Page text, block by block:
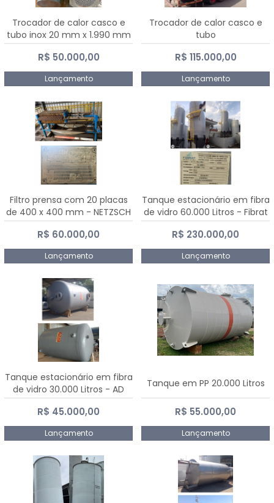
Trocador de calor casco e
tubo inox 20 mm x 1.990 mm
R$ 50.000,00
Lançamento
Trocador de calor casco e
tubo
R$ 115.000,00
Lançamento
Filtro prensa com 20 placas
de 400 x 400 mm - NETZSCH
R$ 60.000,00
Lançamento
Tanque estacionário em fibra
de vidro 60.000 Litros - Fibrat
R$ 230.000,00
Lançamento
Tanque estacionário em fibra
de vidro 30.000 Litros - AD
Fibras
R$ 45.000,00
Lançamento
Tanque em PP 20.000 Litros
R$ 55.000,00
Lançamento